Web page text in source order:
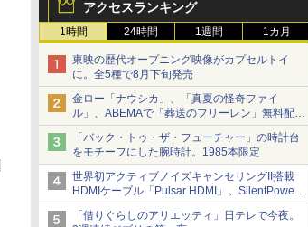
アクセスランキング
1時間 24時間 1週間 1カ月
東映の歴代オープニング映像がカプセルトイ
に。全5種で8月下旬発売
金ロー「ナウシカ」、「真夏の怪奇ファイ
ル」、ABEMAで「葬送のフリーレン」無料配信
など。夏の特番・配信情報
「バック・トゥ・ザ・フューチャー」の時計台
をモチーフにした腕時計。1985本限定
世界初アクティブノイズキャンセリングII搭載
HDMIケーブル「Pulsar HDMI」。SilentPower
から
「借りぐらしのアリエッティ」日テレで今夜。